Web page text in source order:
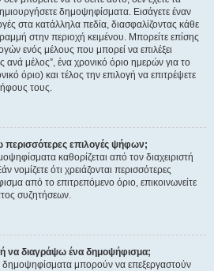
δημοψηφίσματα. Εισάγετε έναν
στα κατάλληλα πεδία, διασφαλίζοντας κάθε
στην περιοχή κειμένου. Μπορείτε επίσης
ενός μέλους που μπορεί να επιλέξει
μέλος”, ένα χρονικό όριο ημερών για το
όριο) και τέλος την επιλογή να επιτρέψετε
τους.
περισσότερες επιλογές ψήφων;
καθορίζεται από τον διαχειριστή
ότι χρειάζονται περισσότερες
από το επιτρεπόμενο όριο, επικοινωνείτε
συζητήσεων.
να διαγράψω ένα δημοψήφισμα;
δημοψηφίσματα μπορούν να επεξεργαστούν